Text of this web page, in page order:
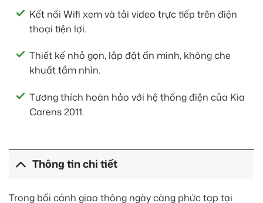
Kết nối Wifi xem và tải video trực tiếp trên điện
thoại tiện lợi.
Thiết kế nhỏ gọn, lắp đặt ẩn mình, không che
khuất tầm nhìn.
Tương thích hoàn hảo với hệ thống điện của Kia
Carens 2011.
Thông tin chi tiết
Trong bối cảnh giao thông ngày càng phức tạp tại